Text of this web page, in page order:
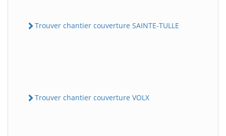
Trouver chantier couverture SAINTE-TULLE
Trouver chantier couverture VOLX